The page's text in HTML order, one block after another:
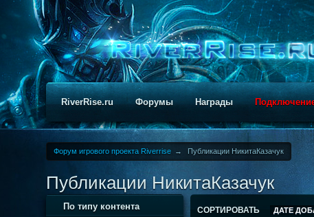
RiverRise.ru Форумы Награды
Форум игрового проекта Riverrise → Публикации НикитаКазачук
Публикации НикитаКазачук
По типу контента СОРТИРОВАТЬ ДАТЕ